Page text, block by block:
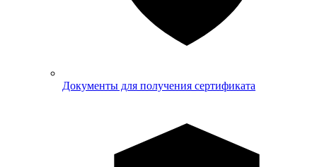
Документы для получения сертификата